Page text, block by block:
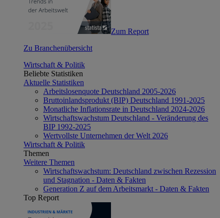
Zum Report
Zu Branchenübersicht
Wirtschaft & Politik
Beliebte Statistiken
Aktuelle Statistiken
Arbeitslosenquote Deutschland 2005-2026
Bruttoinlandsprodukt (BIP) Deutschland 1991-2025
Monatliche Inflationsrate in Deutschland 2024-2026
Wirtschaftswachstum Deutschland - Veränderung des
BIP 1992-2025
Wertvollste Unternehmen der Welt 2026
Wirtschaft & Politik
Themen
Weitere Themen
Wirtschaftswachstum: Deutschland zwischen Rezession
und Stagnation - Daten & Fakten
Generation Z auf dem Arbeitsmarkt - Daten & Fakten
Top Report